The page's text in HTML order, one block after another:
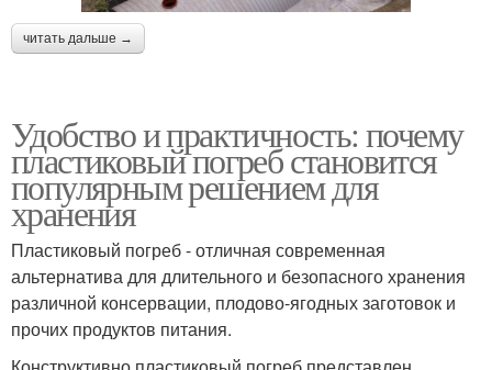
читать дальше →
Удобство и практичность: почему
пластиковый погреб становится
популярным решением для
хранения
Пластиковый погреб - отличная современная
альтернатива для длительного и безопасного хранения
различной консервации, плодово-ягодных заготовок и
прочих продуктов питания.